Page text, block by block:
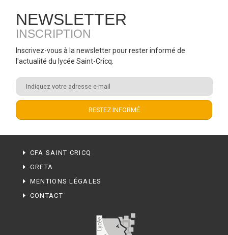
NEWSLETTER
INSCRIPTION
Inscrivez-vous à la newsletter pour rester informé de
l'actualité du lycée Saint-Cricq.
CFA SAINT CRICQ
GRETA
MENTIONS LÉGALES
CONTACT